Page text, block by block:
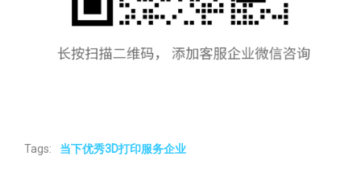
Tags: 当下优秀3D打印服务企业